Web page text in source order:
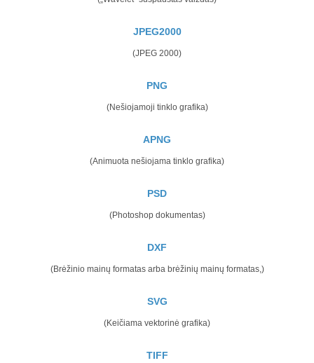
JPEG2000
(JPEG 2000)
PNG
(Nešiojamoji tinklo grafika)
APNG
(Animuota nešiojama tinklo grafika)
PSD
(Photoshop dokumentas)
DXF
(Brėžinio mainų formatas arba brėžinių mainų formatas,)
SVG
(Keičiama vektorinė grafika)
TIFF